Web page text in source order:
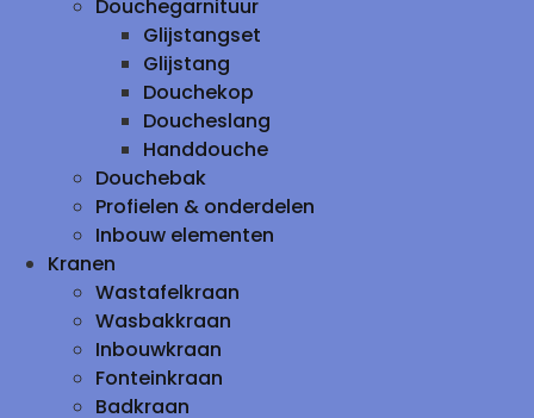
Douchegarnituur
Glijstangset
Glijstang
Douchekop
Doucheslang
Handdouche
Douchebak
Profielen & onderdelen
Inbouw elementen
Kranen
Wastafelkraan
Wasbakkraan
Inbouwkraan
Fonteinkraan
Badkraan